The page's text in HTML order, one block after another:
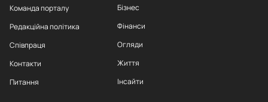
Команда порталу
Редакційна політика
Співпраця
Контакти
Питання
Бізнес
Фінанси
Огляди
Життя
Інсайти